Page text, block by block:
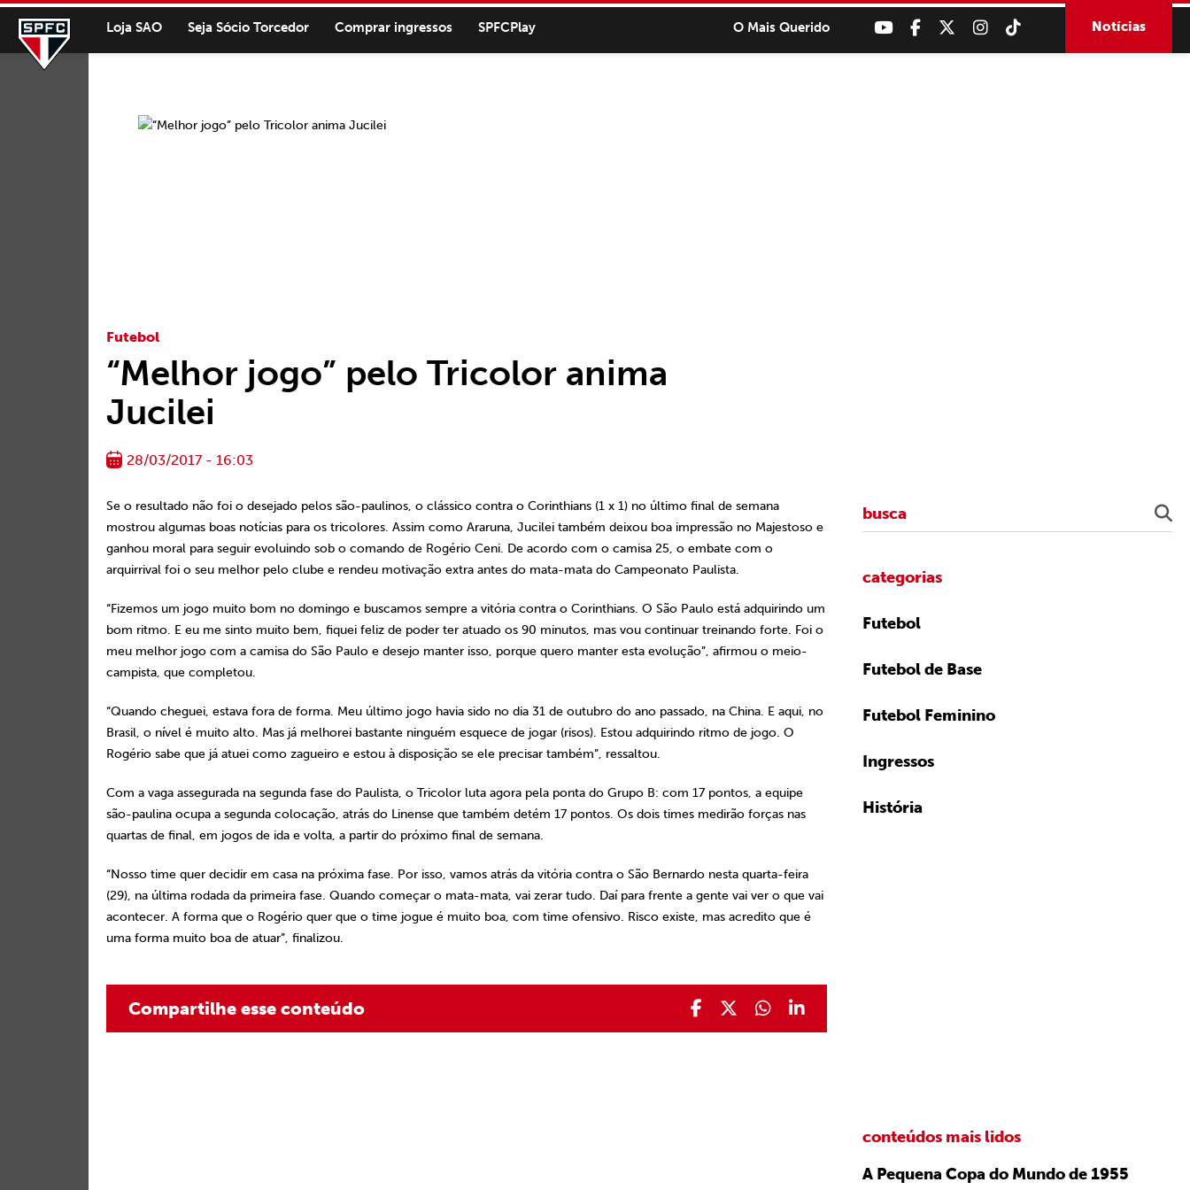
Loja SAO Seja Sócio Torcedor Comprar ingressos SPFCPlay O Mais Querido Notícias
Futebol
“Melhor jogo” pelo Tricolor anima
Jucilei
28/03/2017 - 16:03
Se o resultado não foi o desejado pelos são-paulinos, o clássico contra o Corinthians (1 x 1) no último final de semana
mostrou algumas boas notícias para os tricolores. Assim como Araruna, Jucilei também deixou boa impressão no Majestoso e
ganhou moral para seguir evoluindo sob o comando de Rogério Ceni. De acordo com o camisa 25, o embate com o
arquirrival foi o seu melhor pelo clube e rendeu motivação extra antes do mata-mata do Campeonato Paulista.
“Fizemos um jogo muito bom no domingo e buscamos sempre a vitória contra o Corinthians. O São Paulo está adquirindo um
bom ritmo. E eu me sinto muito bem, fiquei feliz de poder ter atuado os 90 minutos, mas vou continuar treinando forte. Foi o
meu melhor jogo com a camisa do São Paulo e desejo manter isso, porque quero manter esta evolução”, afirmou o meio-
campista, que completou.
“Quando cheguei, estava fora de forma. Meu último jogo havia sido no dia 31 de outubro do ano passado, na China. E aqui, no
Brasil, o nível é muito alto. Mas já melhorei bastante ninguém esquece de jogar (risos). Estou adquirindo ritmo de jogo. O
Rogério sabe que já atuei como zagueiro e estou à disposição se ele precisar também”, ressaltou.
Com a vaga assegurada na segunda fase do Paulista, o Tricolor luta agora pela ponta do Grupo B: com 17 pontos, a equipe
são-paulina ocupa a segunda colocação, atrás do Linense que também detém 17 pontos. Os dois times medirão forças nas
quartas de final, em jogos de ida e volta, a partir do próximo final de semana.
“Nosso time quer decidir em casa na próxima fase. Por isso, vamos atrás da vitória contra o São Bernardo nesta quarta-feira
(29), na última rodada da primeira fase. Quando começar o mata-mata, vai zerar tudo. Daí para frente a gente vai ver o que vai
acontecer. A forma que o Rogério quer que o time jogue é muito boa, com time ofensivo. Risco existe, mas acredito que é
uma forma muito boa de atuar”, finalizou.
Compartilhe esse conteúdo
categorias
Futebol
Futebol de Base
Futebol Feminino
Ingressos
História
conteúdos mais lidos
A Pequena Copa do Mundo de 1955